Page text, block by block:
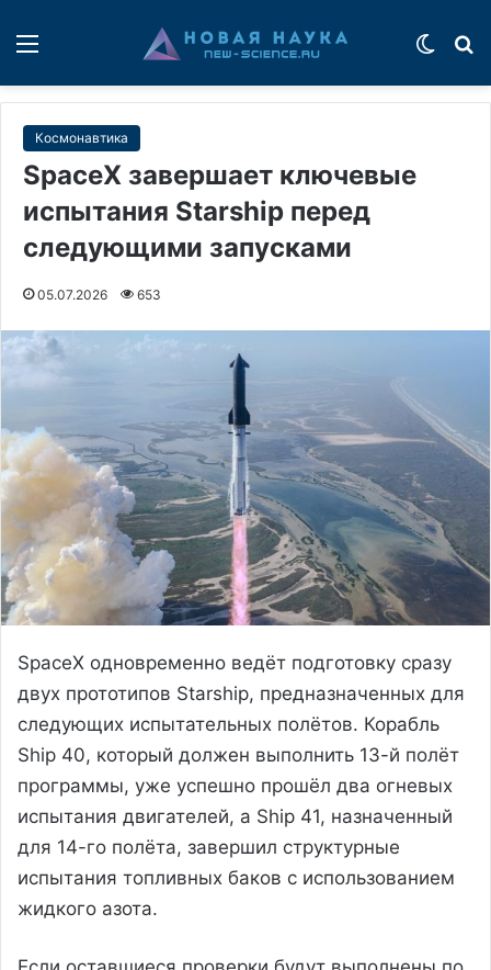
Космонавтика
SpaceX завершает ключевые
испытания Starship перед
следующими запусками
05.07.2026 653
SpaceX одновременно ведёт подготовку сразу
двух прототипов Starship, предназначенных для
следующих испытательных полётов. Корабль
Ship 40, который должен выполнить 13-й полёт
программы, уже успешно прошёл два огневых
испытания двигателей, а Ship 41, назначенный
для 14-го полёта, завершил структурные
испытания топливных баков с использованием
жидкого азота.